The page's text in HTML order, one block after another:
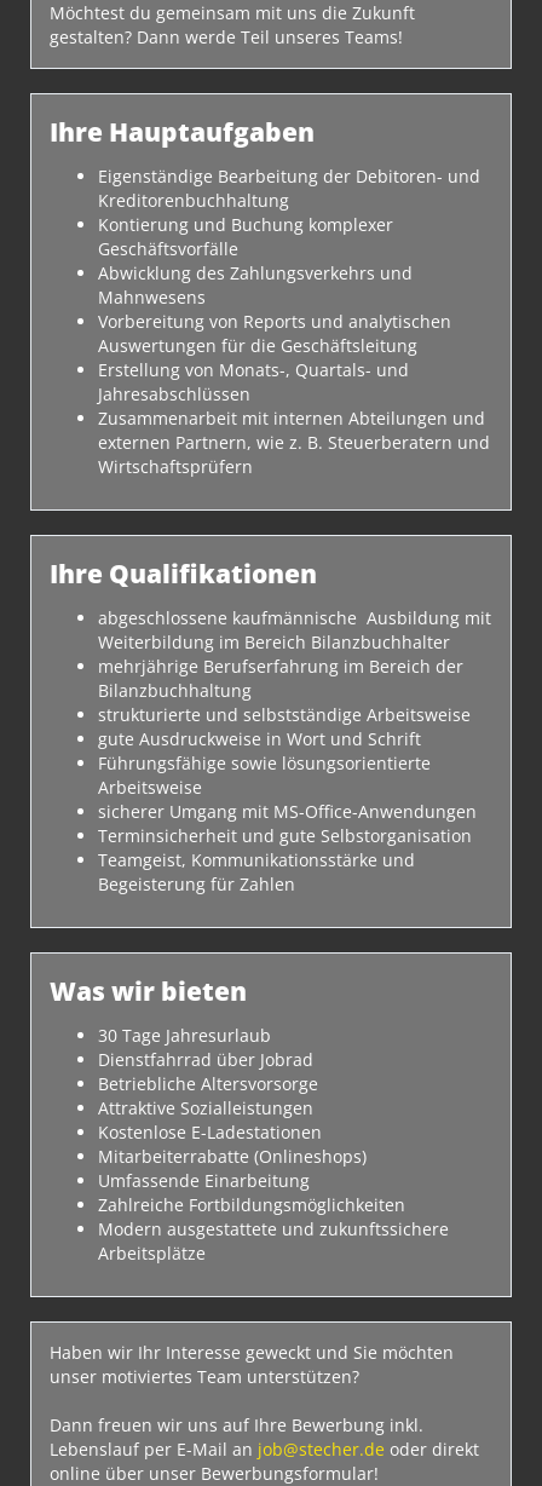
Möchtest du gemeinsam mit uns die Zukunft
gestalten? Dann werde Teil unseres Teams!
Ihre Hauptaufgaben
Eigenständige Bearbeitung der Debitoren- und
Kreditorenbuchhaltung
Kontierung und Buchung komplexer
Geschäftsvorfälle
Abwicklung des Zahlungsverkehrs und
Mahnwesens
Vorbereitung von Reports und analytischen
Auswertungen für die Geschäftsleitung
Erstellung von Monats-, Quartals- und
Jahresabschlüssen
Zusammenarbeit mit internen Abteilungen und
externen Partnern, wie z. B. Steuerberatern und
Wirtschaftsprüfern
Ihre Qualifikationen
abgeschlossene kaufmännische Ausbildung mit
Weiterbildung im Bereich Bilanzbuchhalter
mehrjährige Berufserfahrung im Bereich der
Bilanzbuchhaltung
strukturierte und selbstständige Arbeitsweise
gute Ausdruckweise in Wort und Schrift
Führungsfähige sowie lösungsorientierte
Arbeitsweise
sicherer Umgang mit MS-Office-Anwendungen
Terminsicherheit und gute Selbstorganisation
Teamgeist, Kommunikationsstärke und
Begeisterung für Zahlen
Was wir bieten
30 Tage Jahresurlaub
Dienstfahrrad über Jobrad
Betriebliche Altersvorsorge
Attraktive Sozialleistungen
Kostenlose E-Ladestationen
Mitarbeiterrabatte (Onlineshops)
Umfassende Einarbeitung
Zahlreiche Fortbildungsmöglichkeiten
Modern ausgestattete und zukunftssichere
Arbeitsplätze
Haben wir Ihr Interesse geweckt und Sie möchten
unser motiviertes Team unterstützen?
Dann freuen wir uns auf Ihre Bewerbung inkl.
Lebenslauf per E-Mail an job@stecher.de oder direkt
online über unser Bewerbungsformular!